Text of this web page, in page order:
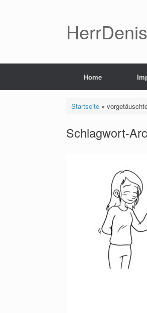
HerrDenis
Home
Startseite»
Schlagwort-